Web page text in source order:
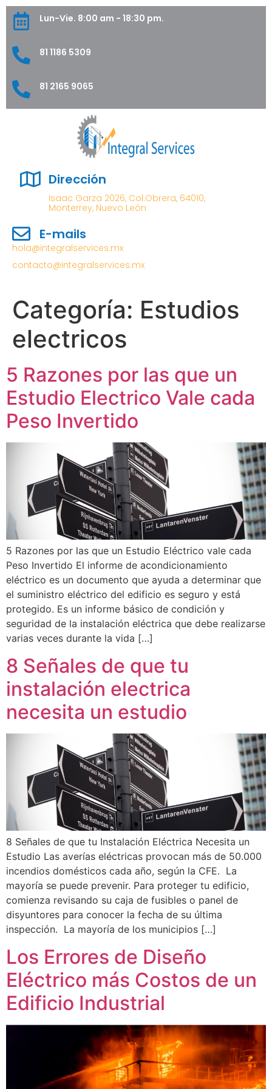
Lun-Vie. 8:00 am - 18:30 pm.
81 1186 5309
81 2165 9065
Dirección
Isaac Garza 2026, Col.Obrera, 64010,
Monterrey, Nuevo León
E-mails
hola@integralservices.mx
contacto@integralservices.mx
Categoría: Estudios
electricos
5 Razones por las que un
Estudio Electrico Vale cada
Peso Invertido
5 Razones por las que un Estudio Eléctrico vale cada
Peso Invertido El informe de acondicionamiento
eléctrico es un documento que ayuda a determinar que
el suministro eléctrico del edificio es seguro y está
protegido. Es un informe básico de condición y
seguridad de la instalación eléctrica que debe realizarse
varias veces durante la vida […]
8 Señales de que tu
instalación electrica
necesita un estudio
8 Señales de que tu Instalación Eléctrica Necesita un
Estudio Las averías eléctricas provocan más de 50.000
incendios domésticos cada año, según la CFE. La
mayoría se puede prevenir. Para proteger tu edificio,
comienza revisando su caja de fusibles o panel de
disyuntores para conocer la fecha de su última
inspección. La mayoría de los municipios […]
Los Errores de Diseño
Eléctrico más Costos de un
Edificio Industrial